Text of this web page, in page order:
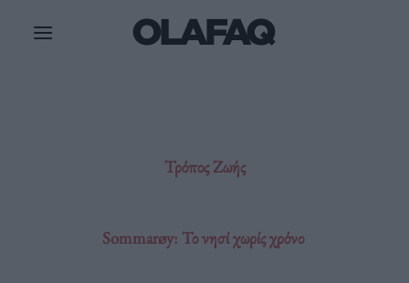
Τρόπος Ζωής
Sommarøy: Το νησί χωρίς χρόνο